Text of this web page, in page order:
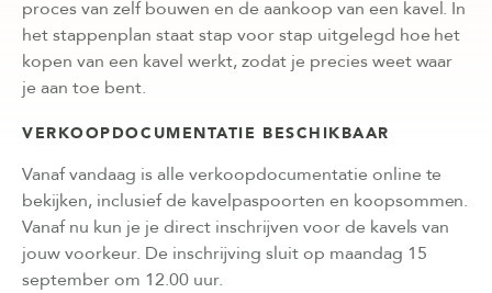
proces van zelf bouwen en de aankoop van een kavel. In
het stappenplan staat stap voor stap uitgelegd hoe het
kopen van een kavel werkt, zodat je precies weet waar
je aan toe bent.
VERKOOPDOCUMENTATIE BESCHIKBAAR
Vanaf vandaag is alle verkoopdocumentatie online te
bekijken, inclusief de kavelpaspoorten en koopsommen.
Vanaf nu kun je je direct inschrijven voor de kavels van
jouw voorkeur. De inschrijving sluit op maandag 15
september om 12.00 uur.